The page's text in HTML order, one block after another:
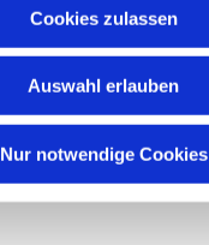
Cookies zulassen
Auswahl erlauben
Nur notwendige Cookies